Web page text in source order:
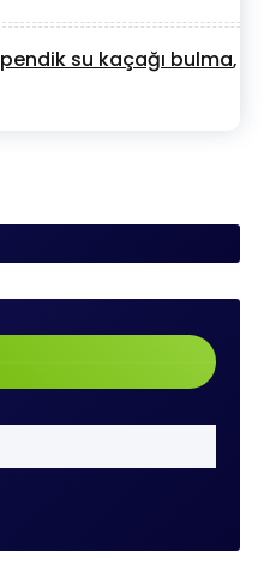
pendik su kaçağı bulma,